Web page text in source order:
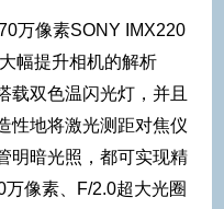
万像素SONY IMX220
幅提升相机的解析
载双色温闪光灯，并且
性地将激光测距对焦仪
明暗光照，都可实现精
像素、F/2.0超大光圈